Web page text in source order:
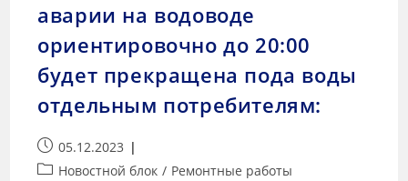
аварии на водоводе
ориентировочно до 20:00
будет прекращена пода воды
отдельным потребителям:
05.12.2023
Новостной блок / Ремонтные работы